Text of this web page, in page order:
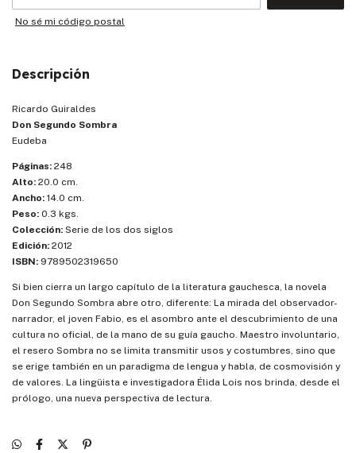
No sé mi código postal
Descripción
Ricardo Guiraldes
Don Segundo Sombra
Eudeba
Páginas: 248
Alto: 20.0 cm.
Ancho: 14.0 cm.
Peso: 0.3 kgs.
Colección: Serie de los dos siglos
Edición: 2012
ISBN: 9789502319650
Si bien cierra un largo capítulo de la literatura gauchesca, la novela
Don Segundo Sombra abre otro, diferente: La mirada del observador-
narrador, el joven Fabio, es el asombro ante el descubrimiento de una
cultura no oficial, de la mano de su guía gaucho. Maestro involuntario,
el resero Sombra no se limita transmitir usos y costumbres, sino que
se erige también en un paradigma de lengua y habla, de cosmovisión y
de valores. La lingüista e investigadora Élida Lois nos brinda, desde el
prólogo, una nueva perspectiva de lectura.